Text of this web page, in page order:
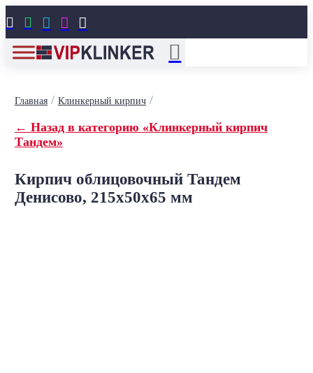
    
Главная/ Клинкерный кирпич/
← Назад в категорию «Клинкерный кирпич
Тандем»
Кирпич облицовочный Тандем
Денисово, 215x50x65 мм